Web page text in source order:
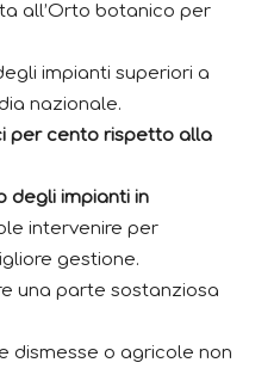
all’Orto botanico per
impianti superiori a
nazionale.
per cento rispetto alla
degli impianti in
intervenire per
gestione.
una parte sostanziosa
dismesse o agricole non